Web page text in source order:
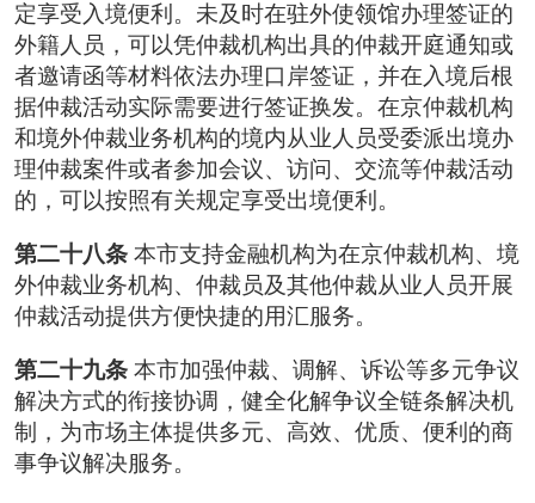
定享受入境便利。未及时在驻外使领馆办理签证的
外籍人员，可以凭仲裁机构出具的仲裁开庭通知或
者邀请函等材料依法办理口岸签证，并在入境后根
据仲裁活动实际需要进行签证换发。在京仲裁机构
和境外仲裁业务机构的境内从业人员受委派出境办
理仲裁案件或者参加会议、访问、交流等仲裁活动
的，可以按照有关规定享受出境便利。
第二十八条本市支持金融机构为在京仲裁机构、境
外仲裁业务机构、仲裁员及其他仲裁从业人员开展
仲裁活动提供方便快捷的用汇服务。
第二十九条本市加强仲裁、调解、诉讼等多元争议
解决方式的衔接协调，健全化解争议全链条解决机
制，为市场主体提供多元、高效、优质、便利的商
事争议解决服务。